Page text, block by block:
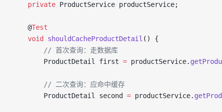
    private
ProductService productService;
    @
Test
    void
shouldCacheProductDetail () {
        // 首次查询：走数据库
        ProductDetail first
= productService.
        // 二次查询：应命中缓存
        ProductDetail second
= productService.